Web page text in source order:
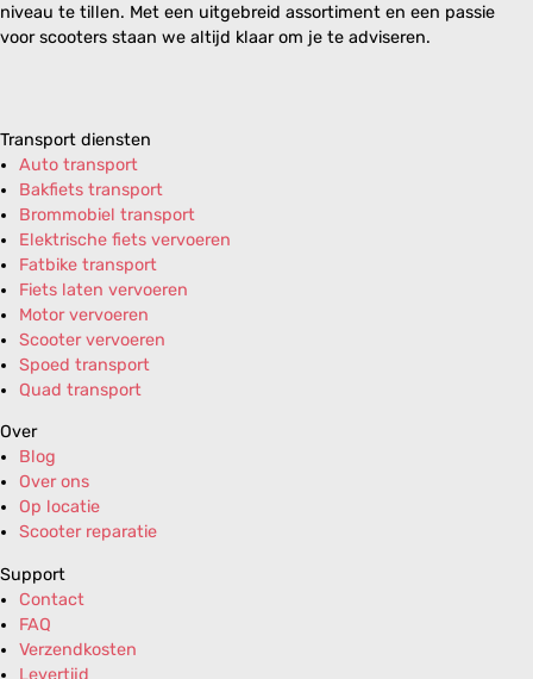
niveau te tillen. Met een uitgebreid assortiment en een passie
voor scooters staan we altijd klaar om je te adviseren.
Transport diensten
Auto transport
Bakfiets transport
Brommobiel transport
Elektrische fiets vervoeren
Fatbike transport
Fiets laten vervoeren
Motor vervoeren
Scooter vervoeren
Spoed transport
Quad transport
Over
Blog
Over ons
Op locatie
Scooter reparatie
Support
Contact
FAQ
Verzendkosten
Levertijd